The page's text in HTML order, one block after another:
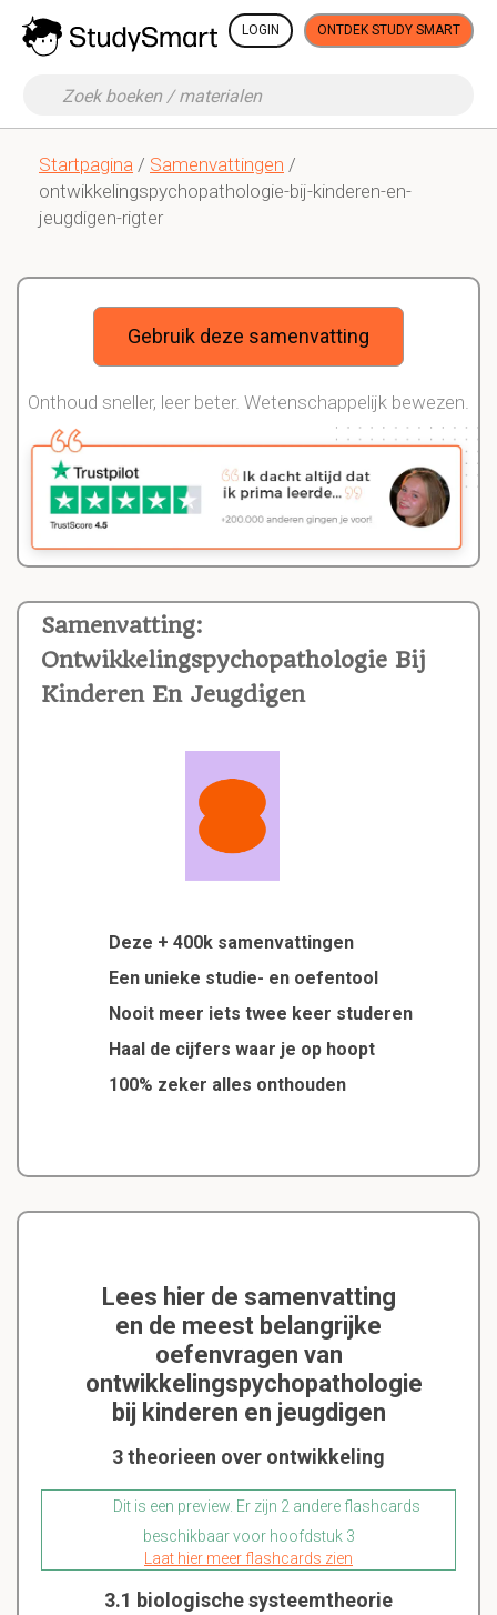
LOGIN ONTDEK STUDY SMART
Startpagina / Samenvattingen /
ontwikkelingspychopathologie-bij-kinderen-en-
jeugdigen-rigter
Samenvatting:
Ontwikkelingspychopathologie Bij
Kinderen En Jeugdigen
Deze + 400k samenvattingen
Een unieke studie- en oefentool
Nooit meer iets twee keer studeren
Haal de cijfers waar je op hoopt
100% zeker alles onthouden
Gebruik deze samenvatting
Onthoud sneller, leer beter. Wetenschappelijk bewezen.
Lees hier de samenvatting
en de meest belangrijke
oefenvragen van
ontwikkelingspychopathologie
bij kinderen en jeugdigen
3 theorieen over ontwikkeling
Dit is een preview. Er zijn 2 andere flashcards
beschikbaar voor hoofdstuk 3
Laat hier meer flashcards zien
3.1 biologische systeemtheorie